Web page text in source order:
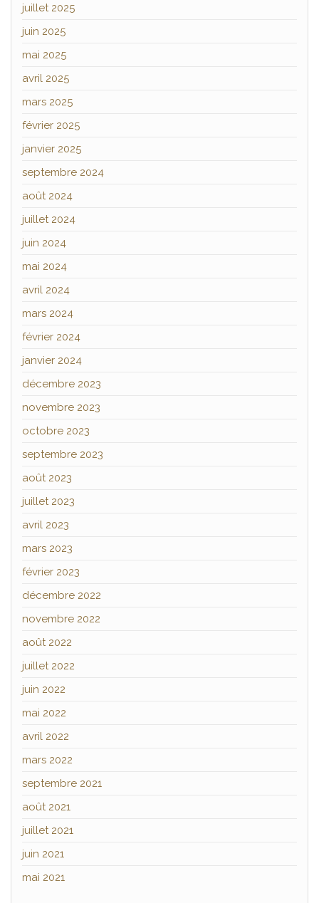
juillet 2025
juin 2025
mai 2025
avril 2025
mars 2025
février 2025
janvier 2025
septembre 2024
août 2024
juillet 2024
juin 2024
mai 2024
avril 2024
mars 2024
février 2024
janvier 2024
décembre 2023
novembre 2023
octobre 2023
septembre 2023
août 2023
juillet 2023
avril 2023
mars 2023
février 2023
décembre 2022
novembre 2022
août 2022
juillet 2022
juin 2022
mai 2022
avril 2022
mars 2022
septembre 2021
août 2021
juillet 2021
juin 2021
mai 2021